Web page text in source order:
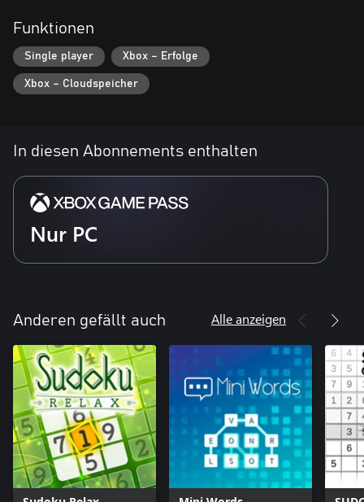
Funktionen
Single player Xbox – Erfolge
Xbox – Cloudspeicher
In diesen Abonnements enthalten
Nur PC
Anderen gefällt auch Alle anzeigen